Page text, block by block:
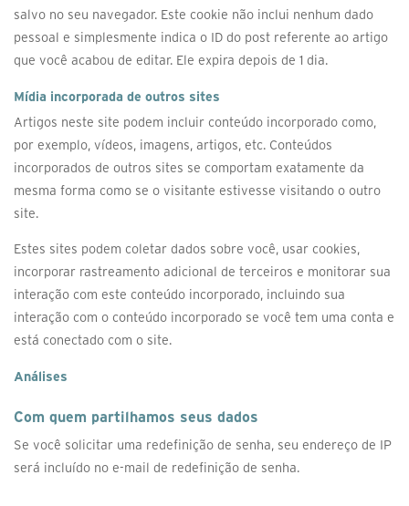
salvo no seu navegador. Este cookie não inclui nenhum dado
pessoal e simplesmente indica o ID do post referente ao artigo
que você acabou de editar. Ele expira depois de 1 dia.
Mídia incorporada de outros sites
Artigos neste site podem incluir conteúdo incorporado como,
por exemplo, vídeos, imagens, artigos, etc. Conteúdos
incorporados de outros sites se comportam exatamente da
mesma forma como se o visitante estivesse visitando o outro
site.
Estes sites podem coletar dados sobre você, usar cookies,
incorporar rastreamento adicional de terceiros e monitorar sua
interação com este conteúdo incorporado, incluindo sua
interação com o conteúdo incorporado se você tem uma conta e
está conectado com o site.
Análises
Com quem partilhamos seus dados
Se você solicitar uma redefinição de senha, seu endereço de IP
será incluído no e-mail de redefinição de senha.